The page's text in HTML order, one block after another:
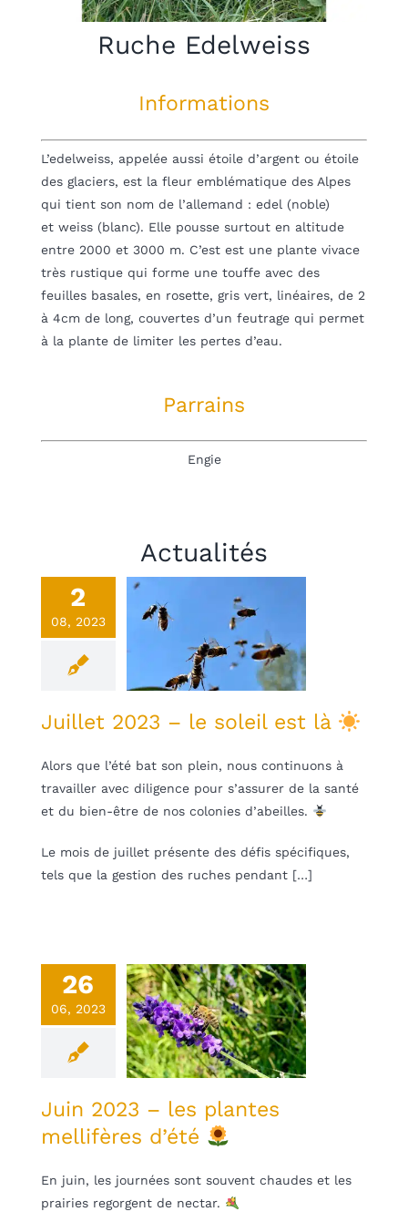
Français
Ruche Edelweiss
Informations
L’edelweiss, appelée aussi étoile d’argent ou étoile
des glaciers, est la fleur emblématique des Alpes
qui tient son nom de l’allemand : edel (noble)
et weiss (blanc). Elle pousse surtout en altitude
entre 2000 et 3000 m. C’est est une plante vivace
très rustique qui forme une touffe avec des
feuilles basales, en rosette, gris vert, linéaires, de 2
à 4cm de long, couvertes d’un feutrage qui permet
à la plante de limiter les pertes d’eau.
Parrains
Engie
Actualités
2
08, 2023
2023 –
est là
Juillet 2023 – le soleil est là
Alors que l’été bat son plein, nous continuons à
travailler avec diligence pour s’assurer de la santé
et du bien-être de nos colonies d’abeilles.
Le mois de juillet présente des défis spécifiques,
tels que la gestion des ruches pendant […]
26
06, 2023
2023 – les
plantes
d’été
Juin 2023 – les plantes
mellifères d’été
En juin, les journées sont souvent chaudes et les
prairies regorgent de nectar.